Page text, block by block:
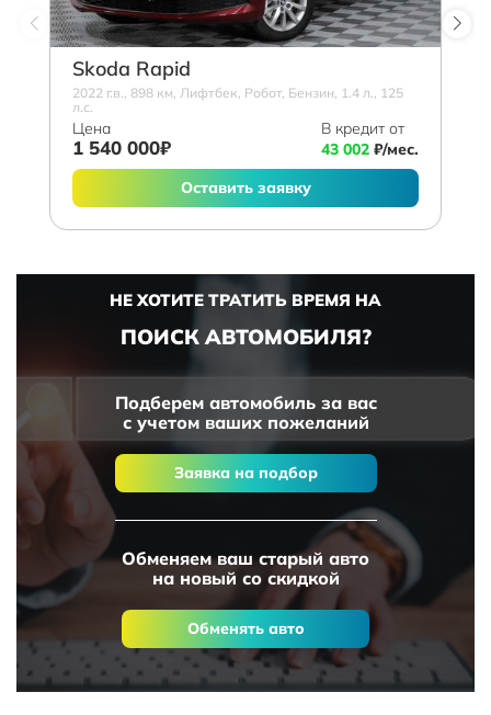
Skoda Rapid
2022 г.в., 898 км, Лифтбек, Робот, Бензин, 1.4 л., 125
л.с.
Цена
1 540 000₽
В кредит от
43 002 ₽/мес.
Оставить заявку
НЕ ХОТИТЕ ТРАТИТЬ ВРЕМЯ НА
ПОИСК АВТОМОБИЛЯ?
Подберем автомобиль за вас
с учетом ваших пожеланий
Заявка на подбор
Обменяем ваш старый авто
на новый со скидкой
Обменять авто